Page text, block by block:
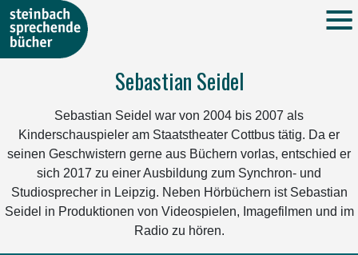
Sebastian Seidel
Sebastian Seidel war von 2004 bis 2007 als
Kinderschauspieler am Staatstheater Cottbus tätig. Da er
seinen Geschwistern gerne aus Büchern vorlas, entschied er
sich 2017 zu einer Ausbildung zum Synchron- und
Studiosprecher in Leipzig. Neben Hörbüchern ist Sebastian
Seidel in Produktionen von Videospielen, Imagefilmen und im
Radio zu hören.